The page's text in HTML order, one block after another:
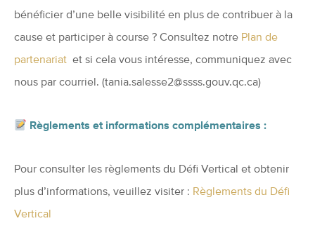
bénéficier d’une belle visibilité en plus de contribuer à la
cause et participer à course ? Consultez notre Plan de
partenariat et si cela vous intéresse, communiquez avec
nous par courriel. (tania.salesse2@ssss.gouv.qc.ca)
Règlements et informations complémentaires :
Pour consulter les règlements du Défi Vertical et obtenir
plus d’informations, veuillez visiter : Règlements du Défi
Vertical